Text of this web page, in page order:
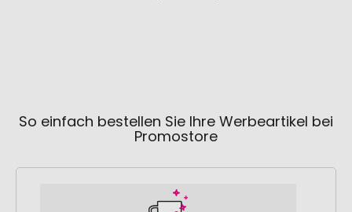
So einfach bestellen Sie Ihre Werbeartikel bei
Promostore